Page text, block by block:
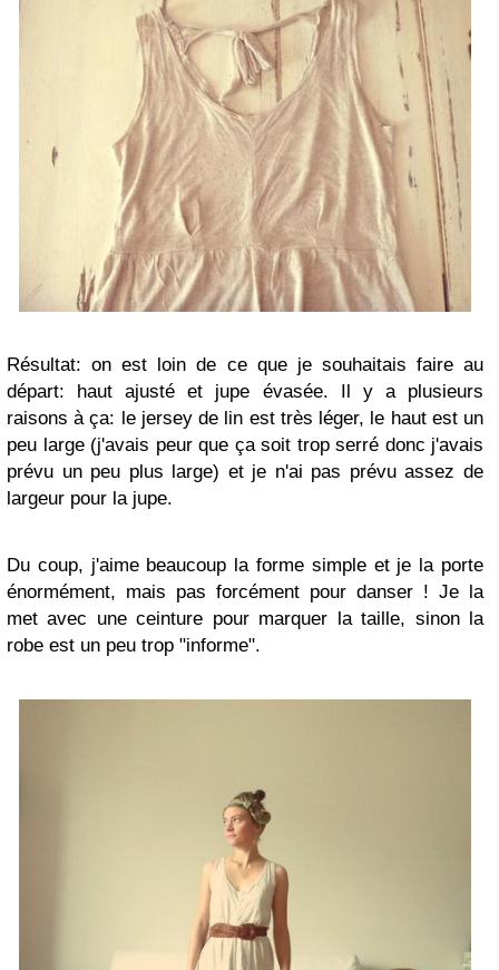
Résultat: on est loin de ce que je souhaitais faire au
départ: haut ajusté et jupe évasée. Il y a plusieurs
raisons à ça: le jersey de lin est très léger, le haut est un
peu large (j'avais peur que ça soit trop serré donc j'avais
prévu un peu plus large) et je n'ai pas prévu assez de
largeur pour la jupe.
Du coup, j'aime beaucoup la forme simple et je la porte
énormément, mais pas forcément pour danser ! Je la
met avec une ceinture pour marquer la taille, sinon la
robe est un peu trop "informe".